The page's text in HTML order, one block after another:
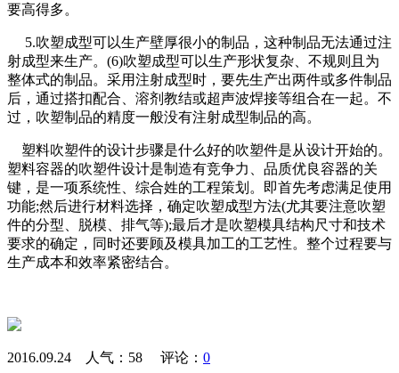
要高得多。
5.吹塑成型可以生产壁厚很小的制品，这种制品无法通过注
射成型来生产。(6)吹塑成型可以生产形状复杂、不规则且为
整体式的制品。采用注射成型时，要先生产出两件或多件制品
后，通过搭扣配合、溶剂教结或超声波焊接等组合在一起。不
过，吹塑制品的精度一般没有注射成型制品的高。
塑料吹塑件的设计步骤是什么好的吹塑件是从设计开始的。
塑料容器的吹塑件设计是制造有竞争力、品质优良容器的关
键，是一项系统性、综合姓的工程策划。即首先考虑满足使用
功能;然后进行材料选择，确定吹塑成型方法(尤其要注意吹塑
件的分型、脱模、排气等);最后才是吹塑模具结构尺寸和技术
要求的确定，同时还要顾及模具加工的工艺性。整个过程要与
生产成本和效率紧密结合。
2016.09.24 人气： 58 评论： 0